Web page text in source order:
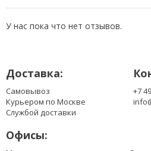
У нас пока что нет отзывов.
Доставка:
Самовывоз
Курьером по Москве
Службой доставки
+7
Офисы: